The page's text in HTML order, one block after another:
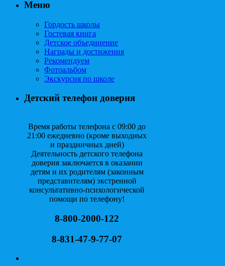
Меню
Гордость школы
Гостевая книга
Детское объединение
Награды и достижения
Рекомендуем
Фотоальбом
Экскурсия по школе
Детский телефон доверия
Время работы телефона с 09:00 до
21:00 ежедневно (кроме выходных
и праздничных дней)
Деятельность детского телефона
доверия заключается в оказании
детям и их родителям (законным
представителям) экстренной
консультативно-психологической
помощи по телефону!
8-800-2000-122
8-831-47-9-77-07